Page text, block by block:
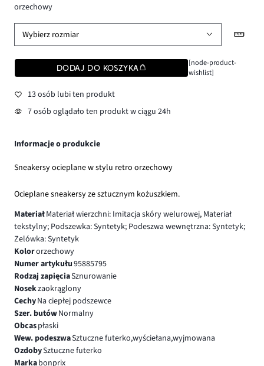
orzechowy
Wybierz rozmiar
DODAJ DO KOSZYKA
[node-product-
wishlist]
13 osób lubi ten produkt
7 osób oglądało ten produkt w ciągu 24h
Informacje o produkcie
Sneakersy ocieplane w stylu retro orzechowy
Ocieplane sneakersy ze sztucznym kożuszkiem.
MateriałMateriał wierzchni: Imitacja skóry welurowej, Materiał
tekstylny; Podszewka: Syntetyk; Podeszwa wewnętrzna: Syntetyk;
Zelówka: Syntetyk
Kolororzechowy
Numer artykułu95885795
Rodzaj zapięciaSznurowanie
Nosekzaokrąglony
CechyNa ciepłej podszewce
Szer. butówNormalny
Obcaspłaski
Wew. podeszwaSztuczne futerko,wyściełana,wyjmowana
OzdobySztuczne futerko
Markabonprix